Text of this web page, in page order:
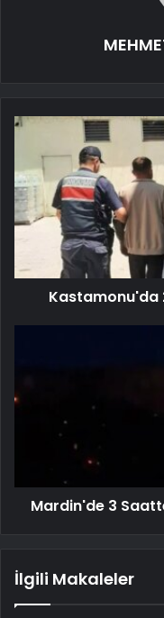
Kastamonu'da
Mardin'de 3
İlgili Makaleler